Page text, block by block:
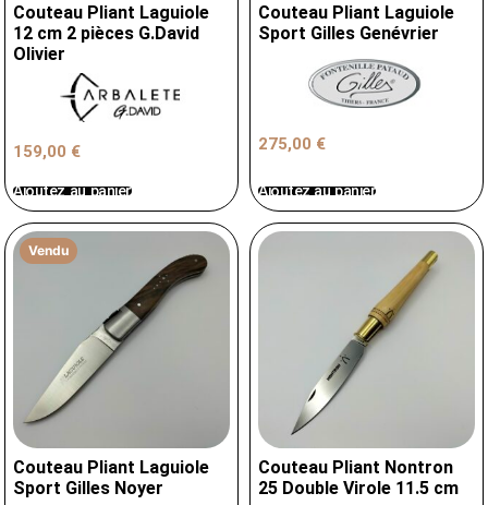
Couteau Pliant Laguiole
12 cm 2 pièces G.David
Olivier
159,00 €
Ajoutez au panier
Couteau Pliant Laguiole
Sport Gilles Genévrier
275,00 €
Ajoutez au panier
Vendu
Couteau Pliant Laguiole
Sport Gilles Noyer
Couteau Pliant Nontron
25 Double Virole 11.5 cm